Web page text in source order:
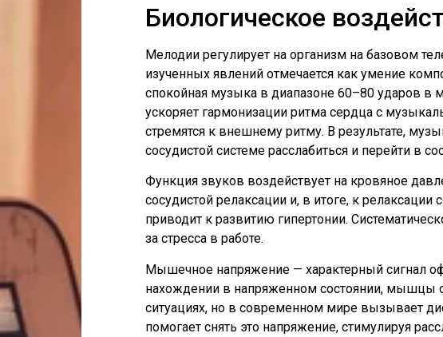
Биологическое
Мелодии регулирует на организм на базовом
изученных явлений отмечается как умение
спокойная музыка в диапазоне 60–80 ударов в
ускоряет гармонизации ритма сердца с
стремятся к внешнему ритму. В результате,
сосудистой системе расслабиться и перейти в
Функция звуков воздействует на кровяное
сосудистой релаксации и, в итоге, к
приводит к развитию гипертонии.
за стресса в работе.
Мышечное напряжение — характерный сигнал
нахождении в напряженном состоянии, мышцы
ситуациях, но в современном мире вызывает
помогает снять это напряжение, стимулируя